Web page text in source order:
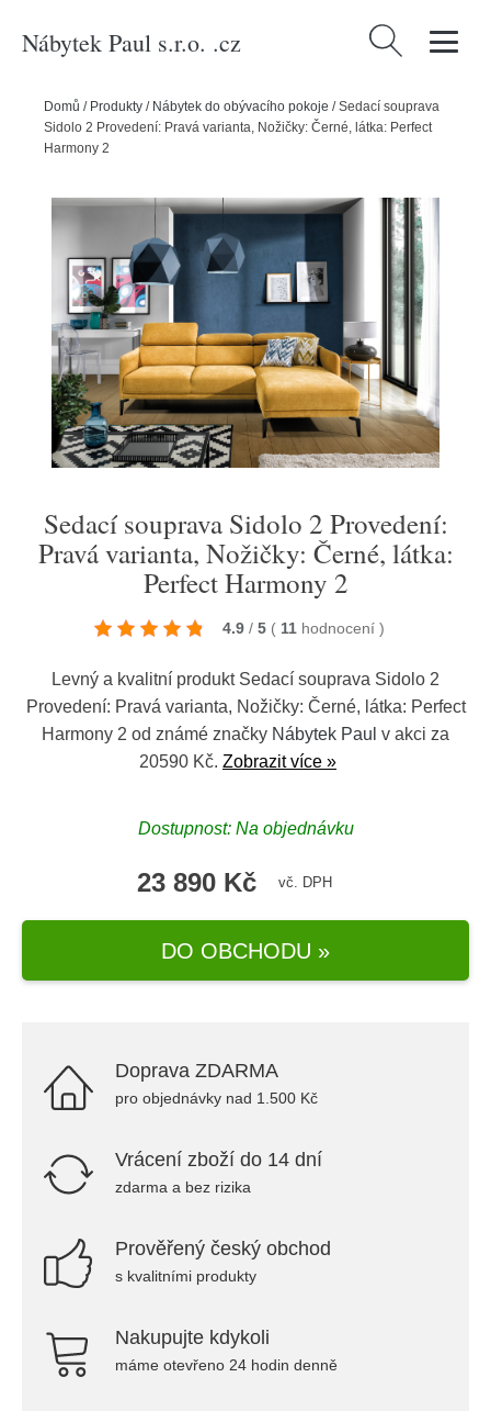
Nábytek Paul s.r.o. .cz Vyhledávání
Domů / Produkty / Nábytek do obývacího pokoje /Sedací souprava
Sidolo 2 Provedení: Pravá varianta, Nožičky: Černé, látka: Perfect
Harmony 2
Sedací souprava Sidolo 2 Provedení:
Pravá varianta, Nožičky: Černé, látka:
Perfect Harmony 2
4.9 / 5 ( 11 hodnocení )
Levný a kvalitní produkt Sedací souprava Sidolo 2
Provedení: Pravá varianta, Nožičky: Černé, látka: Perfect
Harmony 2 od známé značky Nábytek Paul v akci za
20590 Kč. Zobrazit více »
Dostupnost: Na objednávku
23 890 Kč vč. DPH
DO OBCHODU »
Doprava ZDARMA
pro objednávky nad 1.500 Kč
Vrácení zboží do 14 dní
zdarma a bez rizika
Prověřený český obchod
s kvalitními produkty
Nakupujte kdykoli
máme otevřeno 24 hodin denně